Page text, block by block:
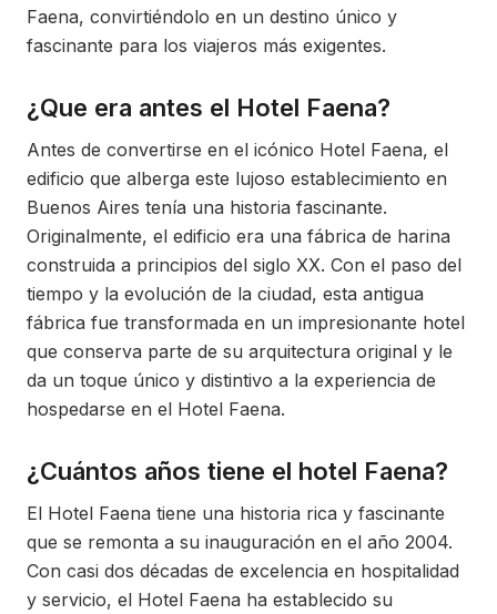
Faena, convirtiéndolo en un destino único y
fascinante para los viajeros más exigentes.
¿Que era antes el Hotel Faena?
Antes de convertirse en el icónico Hotel Faena, el
edificio que alberga este lujoso establecimiento en
Buenos Aires tenía una historia fascinante.
Originalmente, el edificio era una fábrica de harina
construida a principios del siglo XX. Con el paso del
tiempo y la evolución de la ciudad, esta antigua
fábrica fue transformada en un impresionante hotel
que conserva parte de su arquitectura original y le
da un toque único y distintivo a la experiencia de
hospedarse en el Hotel Faena.
¿Cuántos años tiene el hotel Faena?
El Hotel Faena tiene una historia rica y fascinante
que se remonta a su inauguración en el año 2004.
Con casi dos décadas de excelencia en hospitalidad
y servicio, el Hotel Faena ha establecido su